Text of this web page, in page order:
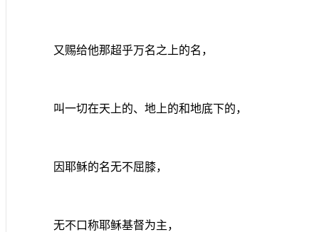
又赐给他那超乎万名之上的名，
叫一切在天上的、地上的和地底下的，
因耶稣的名无不屈膝，
无不口称耶稣基督为主，